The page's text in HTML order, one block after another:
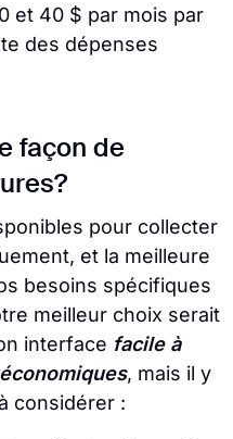
et 40 $ par mois par
des dépenses
façon de
pour collecter
et la meilleure
besoins spécifiques
meilleur choix serait
interface facile à
, mais il y
considérer :